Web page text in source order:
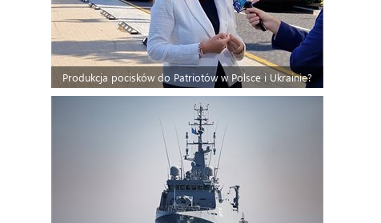
Produkcja pocisków do Patriotów w Polsce i Ukrainie?